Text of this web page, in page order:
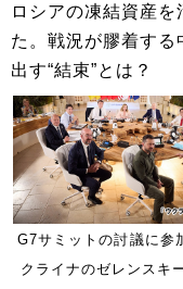
ロシアの凍結資産
た。戦況が膠着す
出す“結束”とは？
G7サミットの討議に参
クライナのゼレンスキ